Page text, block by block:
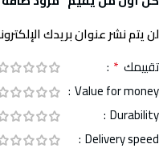
لن يتم نشر عنوان بريدك
تقييمك *
Value for money
Durability
Delivery speed